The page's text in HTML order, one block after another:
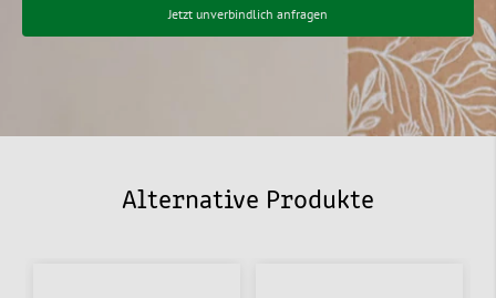
Jetzt unverbindlich anfragen
Alternative Produkte